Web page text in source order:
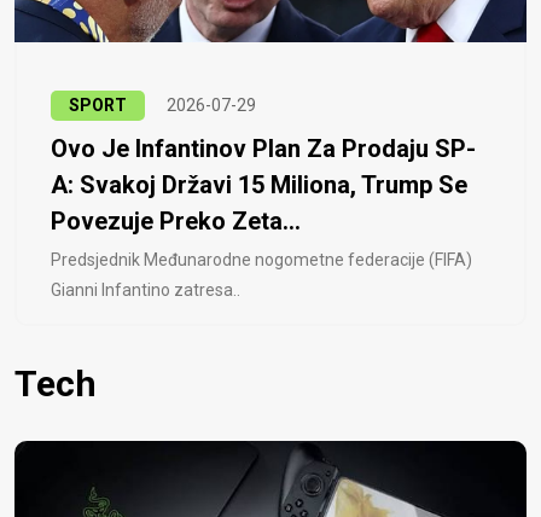
SPORT 2026-07-29
Ovo Je Infantinov Plan Za Prodaju SP-
A: Svakoj Državi 15 Miliona, Trump Se
Povezuje Preko Zeta...
Predsjednik Međunarodne nogometne federacije (FIFA)
Gianni Infantino zatresa..
Tech